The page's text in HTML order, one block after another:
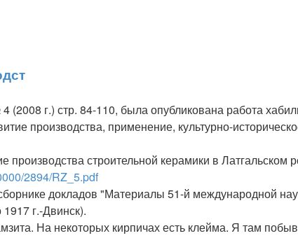
г.) стр. 84-110, была опубликована работа
производства, применение, культурно-
строительной керамики в Латгальском
2894/RZ_5.pdf
докладов "Материалы 51-й международной
г.-Двинск).
На некоторых кирпичах есть клейма. Я там